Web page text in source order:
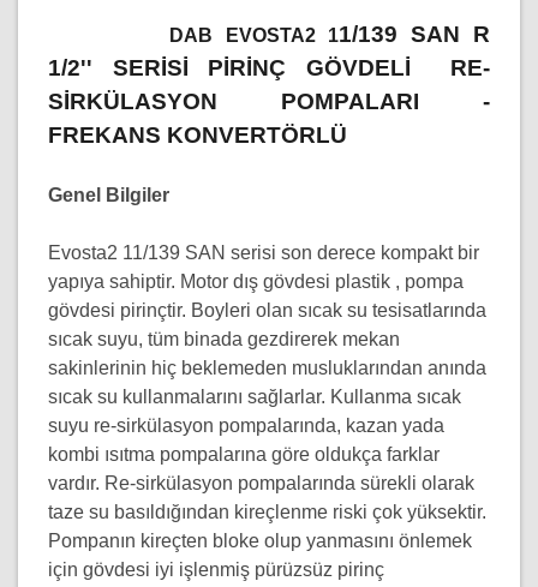
DAB EVOSTA2 11/139 SAN R
1/2''
SERİSİ PİRİNÇ GÖVDELİ RE-
SİRKÜLASYON POMPALARI -
FREKANS KONVERTÖRLÜ
Genel Bilgiler
Evosta2 11/139 SAN serisi son derece kompakt bir
yapıya sahiptir. Motor dış gövdesi plastik , pompa
gövdesi pirinçtir. Boyleri olan sıcak su tesisatlarında
sıcak suyu, tüm binada gezdirerek mekan
sakinlerinin hiç beklemeden musluklarından anında
sıcak su kullanmalarını sağlarlar. Kullanma sıcak
suyu re-sirkülasyon pompalarında, kazan yada
kombi ısıtma pompalarına göre oldukça farklar
vardır. Re-sirkülasyon pompalarında sürekli olarak
taze su basıldığından kireçlenme riski çok yüksektir.
Pompanın kireçten bloke olup yanmasını önlemek
için gövdesi iyi işlenmiş pürüzsüz pirinç